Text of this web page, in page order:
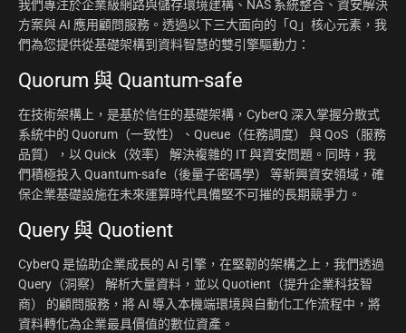
我們專注於企業級網路與儲存環境建構、NAS 系統整合、資安解決
方案與 AI 應用顧問服務。透過以下三大面向的「Q」核心元素，我
們為您提供從基礎架構到資料智慧的雙引擎驅動力：
Quorum 與 Quantum-safe
在技術架構上，是基於信任的基礎架構，CyberQ 深入掌握分散式
系統中的 Quorum（一致性）、Queue（任務調度） 與 QoS（服務
品質），以 Quick（效率） 解決複雜的 IT 與資安問題。同時，我
們積極投入 Quantum-safe（後量子密碼學） 等新興資安領域，確
保企業基礎設施在未來運算時代具備堅不可摧的長期競爭力。
Query 與 Quotient
CyberQ 是協助企業成長的 AI 引擎，在堅韌的架構之上，我們透過
Query（洞察） 解析大量資料，並以 Quotient（提升企業科技智
商） 的顧問服務，將 AI 導入本機端環境與自動化工作流程中，將
資料轉化為企業最具價值的數位資產。